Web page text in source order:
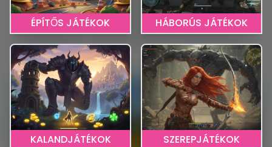
máshol viszont tényleg csak a digitális vándorlás
örömét kapod. PC-n vagy böngészőben játszol? Itt
elveszhetsz.
1
ÉPÍTŐS JÁTÉKOK HÁBORÚS JÁTÉKOK
KALANDJÁTÉKOK
SZEREPJÁTÉKOK